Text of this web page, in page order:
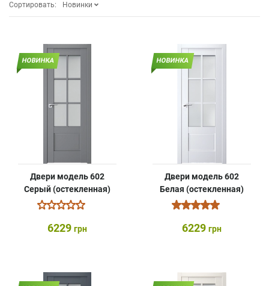
Сортировать: Новинки
НОВИНКА
Двери модель 602
Серый (остекленная)
6229 грн
НОВИНКА
Двери модель 602
Белая (остекленная)
6229 грн